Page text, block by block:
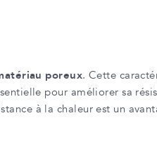
poreux. Cette
pour améliorer sa
à la chaleur est un